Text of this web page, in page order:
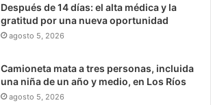
Después de 14 días: el alta médica y la
gratitud por una nueva oportunidad
agosto 5, 2026
Camioneta mata a tres personas, incluida
una niña de un año y medio, en Los Ríos
agosto 5, 2026